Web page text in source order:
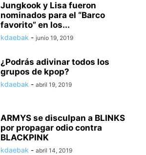
Jungkook y Lisa fueron
nominados para el “Barco
favorito” en los...
kdaebak - junio 19, 2019
¿Podrás adivinar todos los
grupos de kpop?
kdaebak - abril 19, 2019
ARMYS se disculpan a BLINKS
por propagar odio contra
BLACKPINK
kdaebak - abril 14, 2019